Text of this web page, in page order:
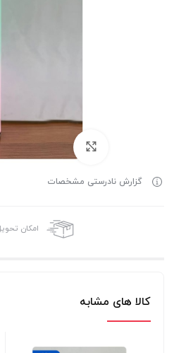
برای بزرگنمایی
گزارش نادرستی مشخصات
امکان
کالا های مشابه